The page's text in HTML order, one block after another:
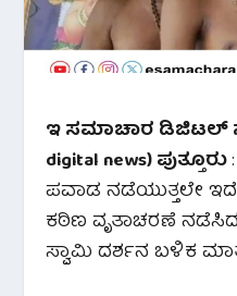
ಇ ಸಮಾಚಾರ ಡಿಜಿಟಲ್
digital news) ಪುತ್ತೂರು
ಪವಾಡ ನಡೆಯುತ್ತಲೇ
ಕಠಿಣ ವೃತಾಚರಣೆ
ಸ್ವಾಮಿ ದರ್ಶನ ಬಳಿಕ